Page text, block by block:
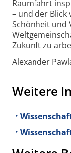
Raumfahrt
– und der Blick
Schönheit und
Zukunft zu
Alexander
Weitere